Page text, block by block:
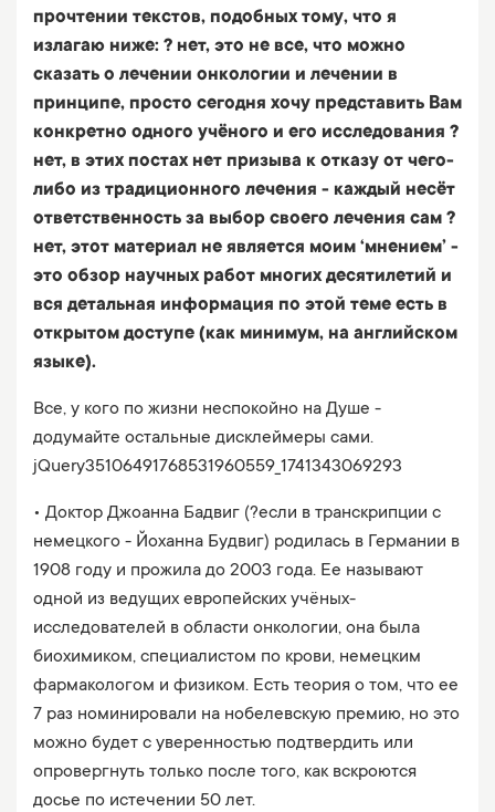
прочтении текстов, подобных тому, что я
излагаю ниже: ? нет, это не все, что можно
сказать о лечении онкологии и лечении в
принципе, просто сегодня хочу представить Вам
конкретно одного учёного и его исследования ?
нет, в этих постах нет призыва к отказу от чего-
либо из традиционного лечения - каждый несёт
ответственность за выбор своего лечения сам ?
нет, этот материал не является моим ‘мнением’ -
это обзор научных работ многих десятилетий и
вся детальная информация по этой теме есть в
открытом доступе (как минимум, на английском
языке).
Все, у кого по жизни неспокойно на Душе -
додумайте остальные дисклеймеры сами.
jQuery35106491768531960559_1741343069293
• Доктор Джоанна Бадвиг (?если в транскрипции с
немецкого - Йоханна Будвиг) родилась в Германии в
1908 году и прожила до 2003 года. Ее называют
одной из ведущих европейских учёных-
исследователей в области онкологии, она была
биохимиком, специалистом по крови, немецким
фармакологом и физиком. Есть теория о том, что ее
7 раз номинировали на нобелевскую премию, но это
можно будет с уверенностью подтвердить или
опровергнуть только после того, как вскроются
досье по истечении 50 лет.